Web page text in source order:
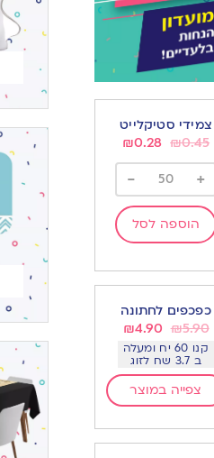
צמידי סטיקלייט
₪0.45
₪0.28
+
-
הוספה לסל
כפכפים לחתונה
₪5.90
₪4.90
קנו 60 יח ומעלה
ב 3.7 שח לזוג
צפייה במוצר